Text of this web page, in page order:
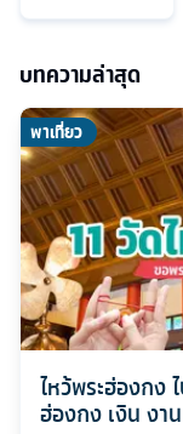
บทความล่าสุด
พาเที่ยว
ไหว้พระฮ่องกง
ฮ่องกง เงิน งา